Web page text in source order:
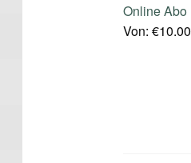
Online Abo
Von: €10.00